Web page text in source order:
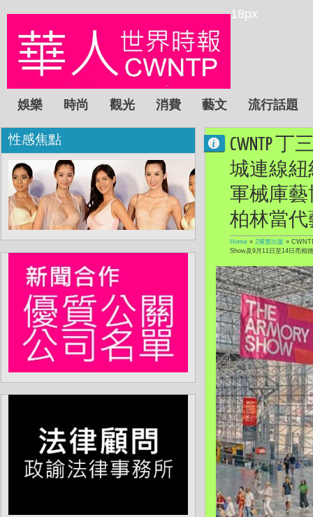
18px
娛樂 時尚 觀光 消費 藝文 流行話題
CWNTP
城連線紐
軍械庫藝
柏林當代
Home » 2展覽出版 »
Show及9月11日至14日亮相
性感焦點